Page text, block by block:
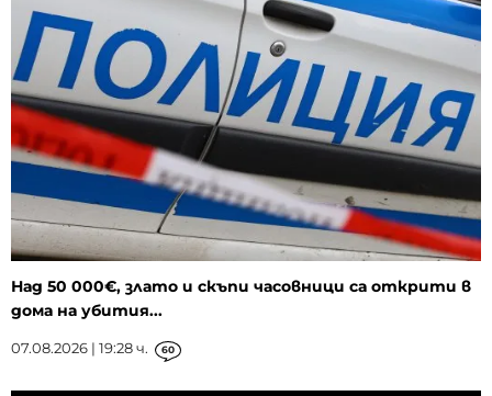
Над 50 000€, злато и скъпи часовници са открити в
дома на убития...
07.08.2026 | 19:28 ч. 60